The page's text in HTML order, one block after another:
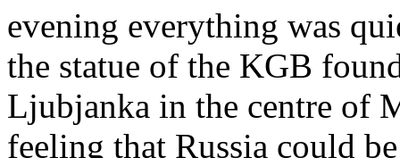
evening everything was
the statue of the KGB
Ljubjanka in the centre of
feeling that Russia could